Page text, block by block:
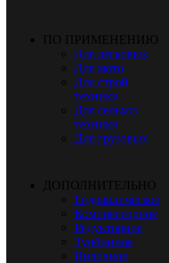
ПО ПРИМЕНЕНИЮ
Для легковых
Для мото
Для строй
техники
Для сельхоз
техники
Для грузовых
ДОПОЛНИТЕЛЬНО
Гидравлическое
Компрессорное
Редукторное
Турбинное
Вилочное